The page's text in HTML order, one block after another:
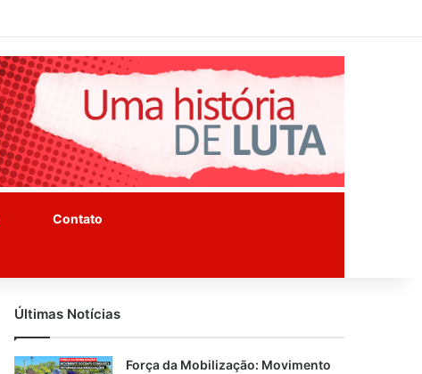
Contato
Últimas Notícias
Força da Mobilização: Movimento